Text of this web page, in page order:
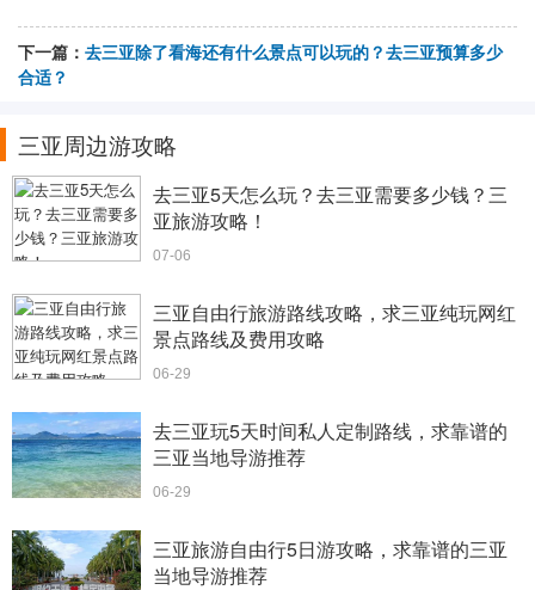
下一篇： 去三亚除了看海还有什么景点可以玩的？去三亚预算多少
合适？
三亚周边游攻略
去三亚5天怎么玩？去三亚需要多少钱？三
亚旅游攻略！
07-06
三亚自由行旅游路线攻略，求三亚纯玩网红
景点路线及费用攻略
06-29
去三亚玩5天时间私人定制路线，求靠谱的
三亚当地导游推荐
06-29
三亚旅游自由行5日游攻略，求靠谱的三亚
当地导游推荐